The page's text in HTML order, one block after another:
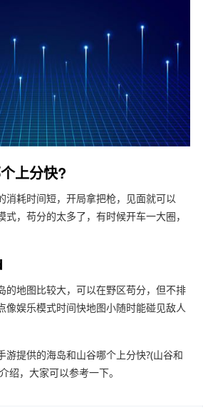
上分快?
消耗时间短，开局拿把枪，见面就可以
，苟分的太多了，有时候开车一大圈，
的地图比较大，可以在野区苟分，但不排
像娱乐模式时间快地图小随时能碰见敌人
游提供的海岛和山谷哪个上分快?(山谷和
绍，大家可以参考一下。